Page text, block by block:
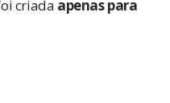
criada apenas para